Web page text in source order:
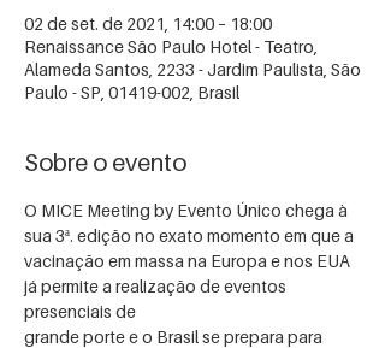
02 de set. de 2021, 14:00 – 18:00
Renaissance São Paulo Hotel - Teatro,
Alameda Santos, 2233 - Jardim Paulista, São
Paulo - SP, 01419-002, Brasil
Sobre o evento
O MICE Meeting by Evento Único chega à
sua 3ª. edição no exato momento em que a
vacinação em massa na Europa e nos EUA
já permite a realização de eventos
presenciais de
grande porte e o Brasil se prepara para